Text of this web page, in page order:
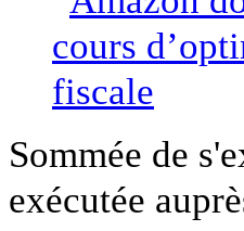
Sommée de
exécutée